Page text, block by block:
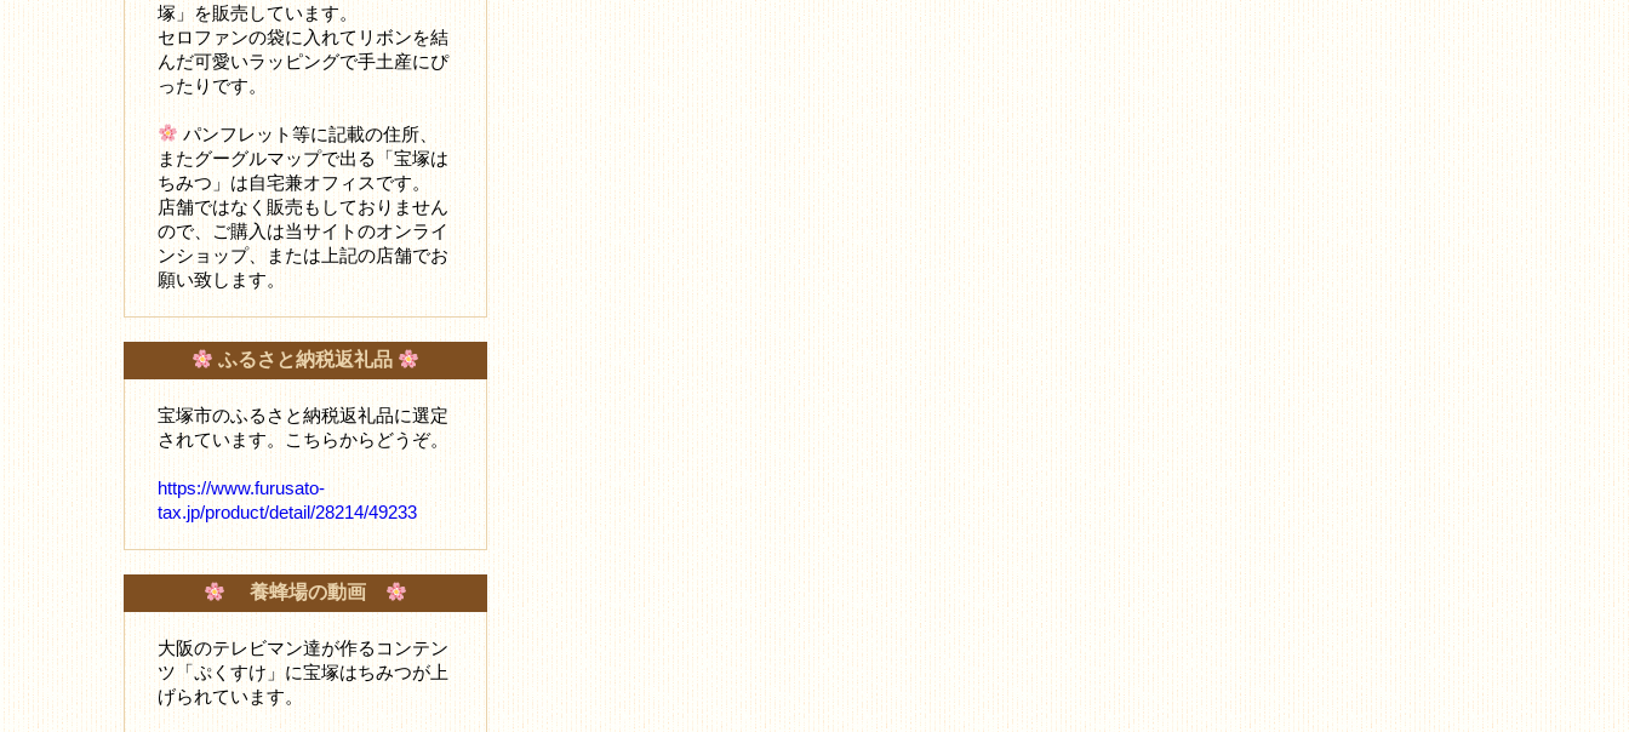
塚」を販売しています。
セロファンの袋に入れてリボンを結
んだ可愛いラッピングで手土産にぴ
ったりです。
パンフレット等に記載の住所、
またグーグルマップで出る「宝塚は
ちみつ」は自宅兼オフィスです。
店舗ではなく販売もしておりません
ので、ご購入は当サイトのオンライ
ンショップ、または上記の店舗でお
願い致します。
ふるさと納税返礼品
宝塚市のふるさと納税返礼品に選定
されています。こちらからどうぞ。
https://www.furusato-
tax.jp/product/detail/28214/49233
養蜂場の動画
大阪のテレビマン達が作るコンテン
ツ「ぷくすけ」に宝塚はちみつが上
げられています。